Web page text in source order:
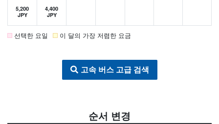
5,200
JPY
4,400
JPY
선택한 요일 이 달의 가장 저렴한 요금
고속 버스 고급 검색
순서 변경